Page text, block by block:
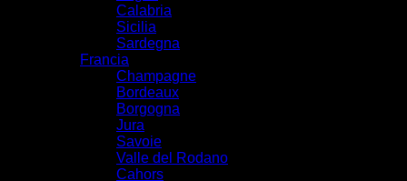
Calabria
Sicilia
Sardegna
Francia
Champagne
Bordeaux
Borgogna
Jura
Savoie
Valle del Rodano
Cahors